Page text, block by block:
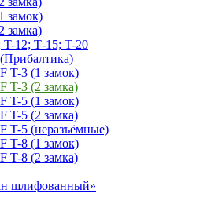
замок)
замка)
T-12; Т-15; T-20
T-3 (1 замок)
T-3 (2 замка)
T-5 (1 замок)
T-5 (2 замка)
T-5 (неразъёмные)
T-8 (1 замок)
T-8 (2 замка)
шлифованный»